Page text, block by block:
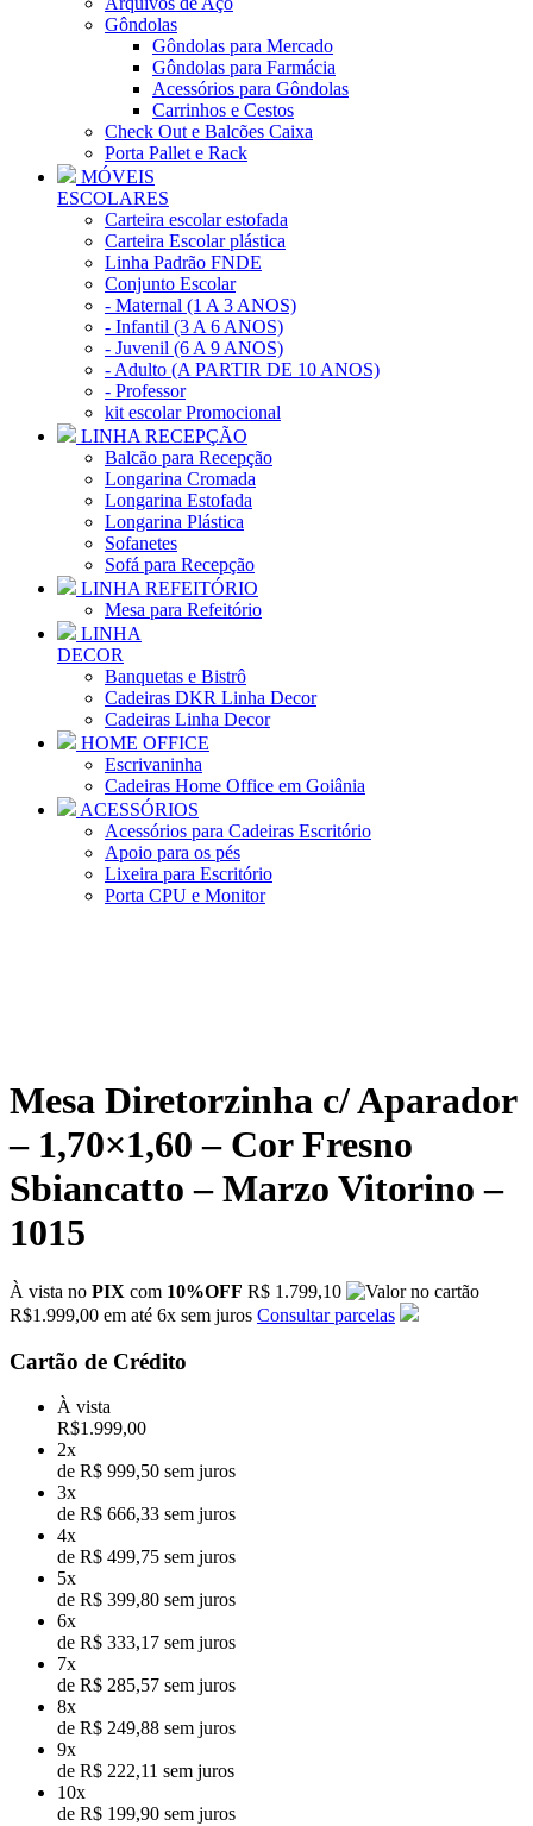
Gôndolas
Gôndolas para Mercado
Gôndolas para Farmácia
Acessórios para Gôndolas
Carrinhos e Cestos
Check Out e Balcões Caixa
Porta Pallet e Rack
MÓVEIS
ESCOLARES
Carteira escolar estofada
Carteira Escolar plástica
Linha Padrão FNDE
Conjunto Escolar
- Maternal (1 A 3 ANOS)
- Infantil (3 A 6 ANOS)
- Juvenil (6 A 9 ANOS)
- Adulto (A PARTIR DE 10 ANOS)
- Professor
kit escolar Promocional
LINHA RECEPÇÃO
Balcão para Recepção
Longarina Cromada
Longarina Estofada
Longarina Plástica
Sofanetes
Sofá para Recepção
LINHA REFEITÓRIO
Mesa para Refeitório
LINHA
DECOR
Banquetas e Bistrô
Cadeiras DKR Linha Decor
Cadeiras Linha Decor
HOME OFFICE
Escrivaninha
Cadeiras Home Office em Goiânia
ACESSÓRIOS
Acessórios para Cadeiras Escritório
Apoio para os pés
Lixeira para Escritório
Porta CPU e Monitor
Mesa Diretorzinha c/ Aparador
– 1,70×1,60 – Cor Fresno
Sbiancatto – Marzo Vitorino –
1015
À vista no PIX com 10%OFF R$ 1.799,10
R$1.999,00 em até 6x sem juros Consultar parcelas
Cartão de Crédito
À vista
R$1.999,00
2x
de R$ 999,50 sem juros
3x
de R$ 666,33 sem juros
4x
de R$ 499,75 sem juros
5x
de R$ 399,80 sem juros
6x
de R$ 333,17 sem juros
7x
de R$ 285,57 sem juros
8x
de R$ 249,88 sem juros
9x
de R$ 222,11 sem juros
10x
de R$ 199,90 sem juros